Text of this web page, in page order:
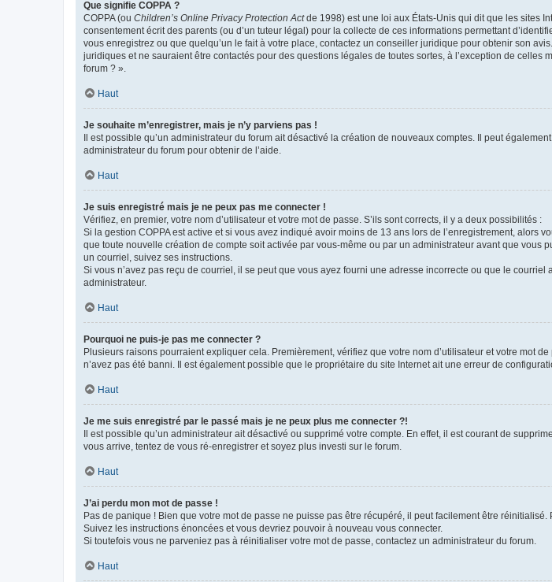
Que signifie COPPA ?
COPPA (ou Children’s Online Privacy Protection Actde 1998) est une loi aux États-Unis qui dit que les sites
consentement écrit des parents (ou d’un tuteur légal) pour la collecte de ces informations permettant
vous enregistrez ou que quelqu’un le fait à votre place, contactez un conseiller juridique pour obtenir son
juridiques et ne sauraient être contactés pour des questions légales de toutes sortes, à l’exception de
forum ? ».
Haut
Je souhaite m’enregistrer, mais je n’y parviens pas !
Il est possible qu’un administrateur du forum ait désactivé la création de nouveaux comptes. Il peut
administrateur du forum pour obtenir de l’aide.
Haut
Je suis enregistré mais je ne peux pas me connecter !
Vérifiez, en premier, votre nom d’utilisateur et votre mot de passe. S’ils sont corrects, il y a deux possibilités :
Si la gestion COPPA est active et si vous avez indiqué avoir moins de 13 ans lors de l’enregistrement,
que toute nouvelle création de compte soit activée par vous-même ou par un administrateur avant que vous
un courriel, suivez ses instructions.
Si vous n’avez pas reçu de courriel, il se peut que vous ayez fourni une adresse incorrecte ou que le
administrateur.
Haut
Pourquoi ne puis-je pas me connecter ?
Plusieurs raisons pourraient expliquer cela. Premièrement, vérifiez que votre nom d’utilisateur et votre mot
n’avez pas été banni. Il est également possible que le propriétaire du site Internet ait une erreur de
Haut
Je me suis enregistré par le passé mais je ne peux plus me connecter ?!
Il est possible qu’un administrateur ait désactivé ou supprimé votre compte. En effet, il est courant de
vous arrive, tentez de vous ré-enregistrer et soyez plus investi sur le forum.
Haut
J’ai perdu mon mot de passe !
Pas de panique ! Bien que votre mot de passe ne puisse pas être récupéré, il peut facilement être
Suivez les instructions énoncées et vous devriez pouvoir à nouveau vous connecter.
Si toutefois vous ne parveniez pas à réinitialiser votre mot de passe, contactez un administrateur du forum.
Haut